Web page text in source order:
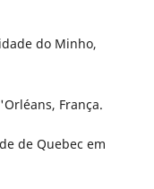
do Minho,
França.
de Quebec em